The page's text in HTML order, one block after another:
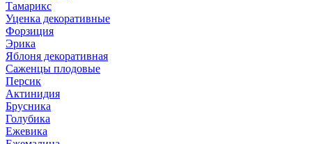
Тамарикс
Уценка декоративные
Форзиция
Эрика
Яблоня декоративная
Саженцы плодовые
Персик
Актинидия
Брусника
Голубика
Ежевика